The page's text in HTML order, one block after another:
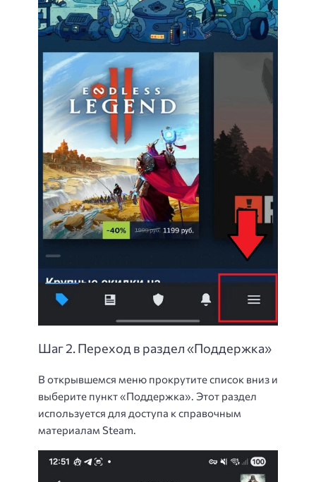
Шаг 2. Переход в раздел «Поддержка»
В открывшемся меню прокрутите список вниз и
выберите пункт «Поддержка». Этот раздел
используется для доступа к справочным
материалам Steam.